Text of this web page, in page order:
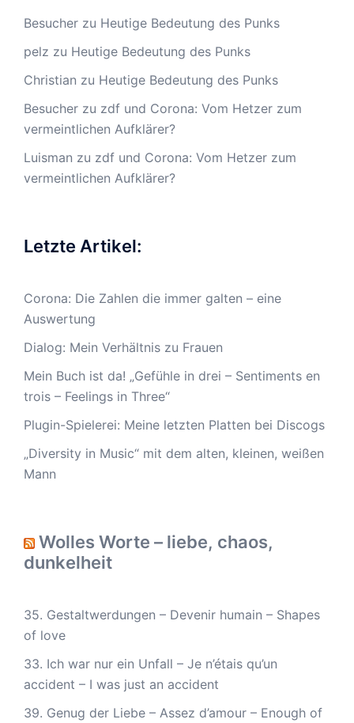
Besucher zu Heutige Bedeutung des Punks
pelz zu Heutige Bedeutung des Punks
Christian zu Heutige Bedeutung des Punks
Besucher zu zdf und Corona: Vom Hetzer zum
vermeintlichen Aufklärer?
Luisman zu zdf und Corona: Vom Hetzer zum
vermeintlichen Aufklärer?
Letzte Artikel:
Corona: Die Zahlen die immer galten – eine
Auswertung
Dialog: Mein Verhältnis zu Frauen
Mein Buch ist da! „Gefühle in drei – Sentiments en
trois – Feelings in Three“
Plugin-Spielerei: Meine letzten Platten bei Discogs
„Diversity in Music“ mit dem alten, kleinen, weißen
Mann
Wolles Worte – liebe, chaos,
dunkelheit
35. Gestaltwerdungen – Devenir humain – Shapes
of love
33. Ich war nur ein Unfall – Je n’étais qu’un
accident – I was just an accident
39. Genug der Liebe – Assez d’amour – Enough of